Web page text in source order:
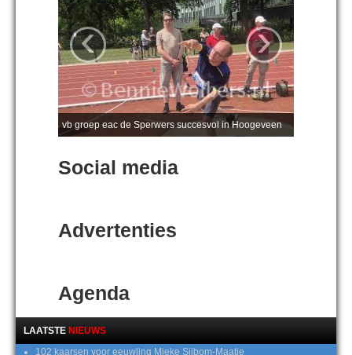
vb groep eac de Sperwers succesvol in Hoogeveen
‹ ›
Social media
Advertenties
Agenda
LAATSTE NIEUWS
102 kaarsen voor eeuwling Mieke Sijbom-Maatje